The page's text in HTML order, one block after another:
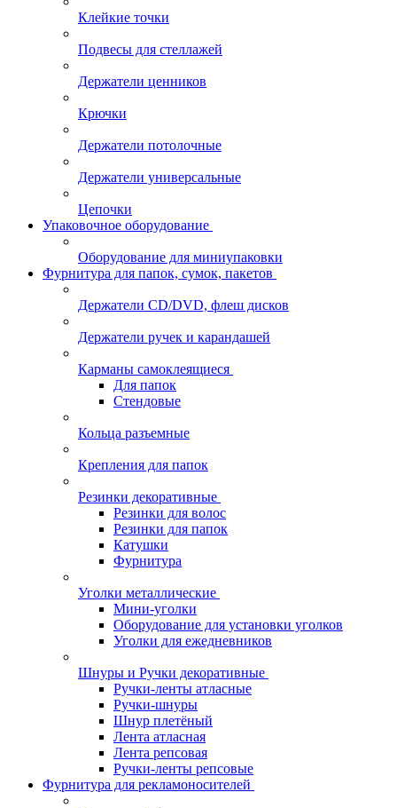
Клейкие точки
Подвесы для стеллажей
Держатели ценников
Крючки
Держатели потолочные
Держатели универсальные
Цепочки
Упаковочное оборудование
Оборудование для миниупаковки
Фурнитура для папок, сумок, пакетов
Держатели CD/DVD, флеш дисков
Держатели ручек и карандашей
Карманы самоклеящиеся
Для папок
Стендовые
Кольца разъемные
Крепления для папок
Резинки декоративные
Резинки для волос
Резинки для папок
Катушки
Фурнитура
Уголки металлические
Мини-уголки
Оборудование для установки уголков
Уголки для ежедневников
Шнуры и Ручки декоративные
Ручки-ленты атласные
Ручки-шнуры
Шнур плетёный
Лента атласная
Лента репсовая
Ручки-ленты репсовые
Фурнитура для рекламоносителей